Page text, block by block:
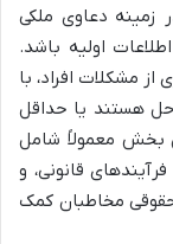
زمینه دعاوی ملکی
اولیه باشد.
مشکلات افراد، با
هستند یا حداقل
بخش معمولاً شامل
فرآیندهای قانونی، و
مخاطبان کمک